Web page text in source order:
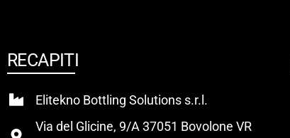
RECAPITI
Elitekno Bottling Solutions s.r.l.
Via del Glicine, 9/A 37051 Bovolone VR